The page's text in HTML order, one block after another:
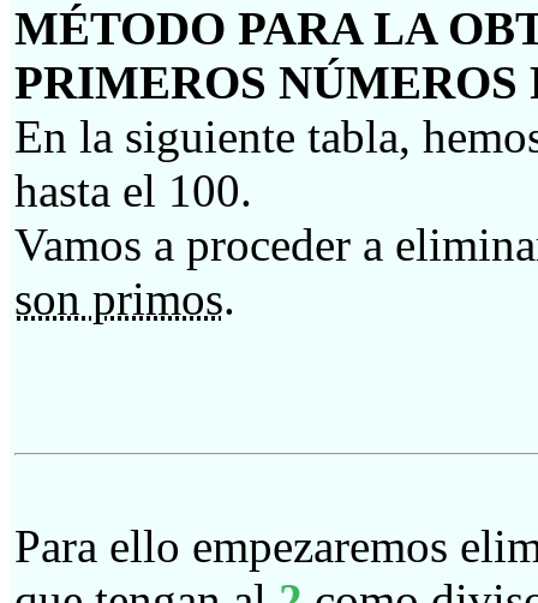
MÉTODO PARA LA
PRIMEROS NÚMEROS
En la siguiente tabla,
hasta el 100.
Vamos a proceder a
son primos.
Para ello empezaremos